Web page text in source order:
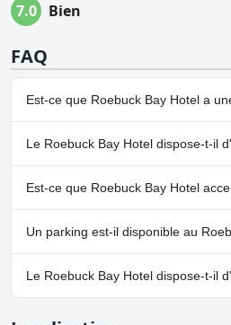
7.0 Bien
FAQ
Est-ce que Roebuck Bay Hotel a
Oui, Roebuck Bay Hotel dispose de
ou plusieurs des catégories suivantes
Le Roebuck Bay Hotel dispose-t-il
Non, il n'y a pas de spa à Roebuck Bay
Est-ce que Roebuck Bay Hotel
Non, Roebuck Bay Hotel n'accepte
Un parking est-il disponible au
Oui, un parking est disponible à
Le Roebuck Bay Hotel dispose-t-il